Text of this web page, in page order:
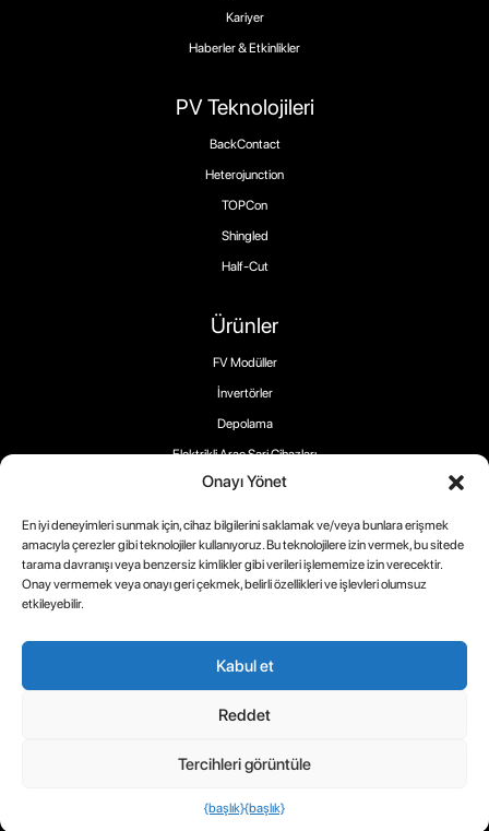
Onayı Yönet
En iyi deneyimleri sunmak için, cihaz bilgilerini saklamak ve/veya bunlara erişmek
amacıyla çerezler gibi teknolojiler kullanıyoruz. Bu teknolojilere izin vermek, bu sitede
tarama davranışı veya benzersiz kimlikler gibi verileri işlememize izin verecektir.
Onay vermemek veya onayı geri çekmek, belirli özellikleri ve işlevleri olumsuz
etkileyebilir.
Kabul et
Reddet
Tercihleri görüntüle
{başlık}{başlık}
Ürünler
FV Modüller
İnvertörler
Depolama
Elektrikli Araç Şarj Cihazları
PV Teknolojileri
BackContact
Heterojunction
TOPCon
Shingled
Half-Cut
Kariyer
Haberler & Etkinlikler
Bizi takip edin:
Telif Hakkı 2025 ® RECOM-TECH
Çerez
Politikası